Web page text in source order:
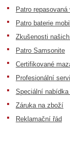
Patro
Patro baterie
Zkušenosti
Patro Samsonite
Certifikované
Profesionální
Speciální
Záruka na zboží
Reklamační řád